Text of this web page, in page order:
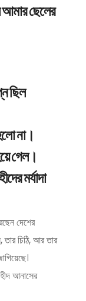
আমার ছেলের
ছিল
না।
গেল।
মর্যাদা
দেশের
তার চিঠি, আর তার
আনাসের